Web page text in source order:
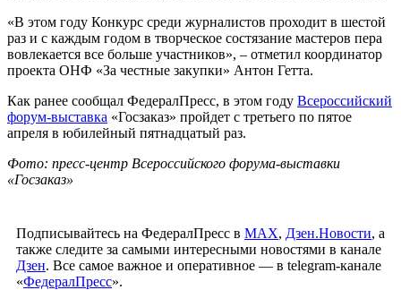
«В этом году Конкурс среди журналистов проходит в шестой
раз и с каждым годом в творческое состязание мастеров пера
вовлекается все больше участников», – отметил координатор
проекта ОНФ «За честные закупки» Антон Гетта.
Как ранее сообщал ФедералПресс, в этом году Всероссийский
форум-выставка «Госзаказ» пройдет с третьего по пятое
апреля в юбилейный пятнадцатый раз.
Фото: пресс-центр Всероссийского форума-выставки
«Госзаказ»
Подписывайтесь на ФедералПресс в МАХ, Дзен.Новости, а
также следите за самыми интересными новостями в канале
Дзен. Все самое важное и оперативное — в telegram-канале
«ФедералПресс».